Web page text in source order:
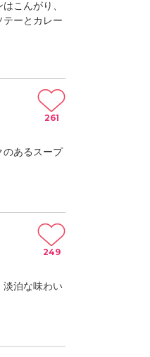
こんがり、
テーとカレー
のあるスープ
261
淡泊な味わい
249